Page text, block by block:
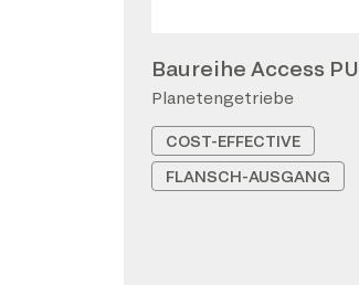
Baureihe Access PU
Planetengetriebe
COST-EFFECTIVE
FLANSCH-AUSGANG